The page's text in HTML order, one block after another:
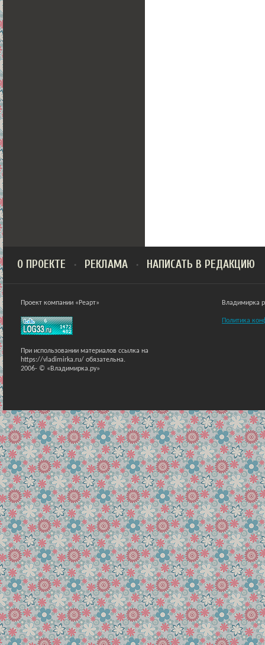
О ПРОЕКТЕ РЕКЛАМА НАПИСАТЬ В РЕДАКЦИЮ
Проект компании «Реарт»
При использовании материалов ссылка на
https://vladimirka.ru/ обязательна.
2006- © «Владимирка.ру»
Владимирка
Политика